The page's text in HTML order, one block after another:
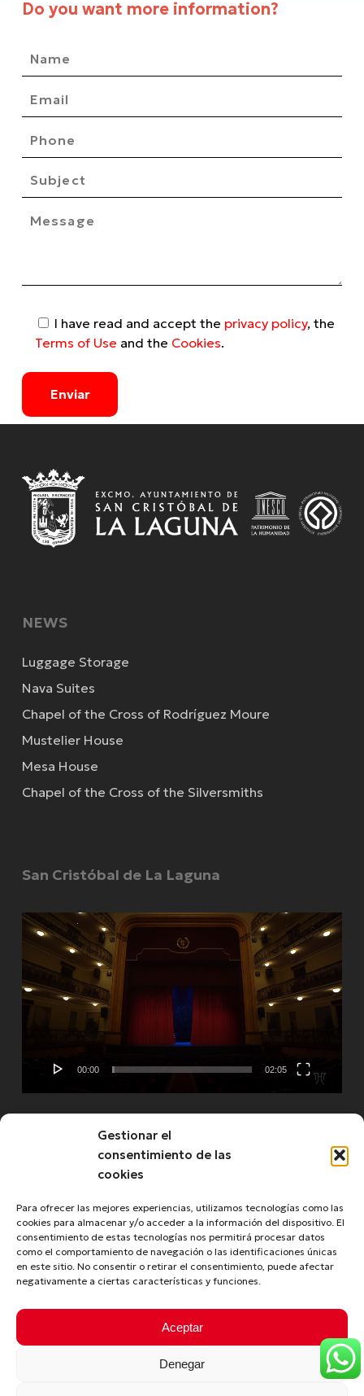
Gestionar el
consentimiento de las
cookies
Para ofrecer las mejores experiencias, utilizamos tecnologías como las
cookies para almacenar y/o acceder a la información del dispositivo. El
consentimiento de estas tecnologías nos permitirá procesar datos
como el comportamiento de navegación o las identificaciones únicas
en este sitio. No consentir o retirar el consentimiento, puede afectar
negativamente a ciertas características y funciones.
Aceptar
Denegar
Do you want more information?
I have read and accept the privacy policy, the
Terms of Use and the Cookies.
NEWS
Luggage Storage
Nava Suites
Chapel of the Cross of Rodríguez Moure
Mustelier House
Mesa House
Chapel of the Cross of the Silversmiths
San Cristóbal de La Laguna
Video
Player
00:00 02:05
See more
Tourism of La Laguna
|
Professional Area